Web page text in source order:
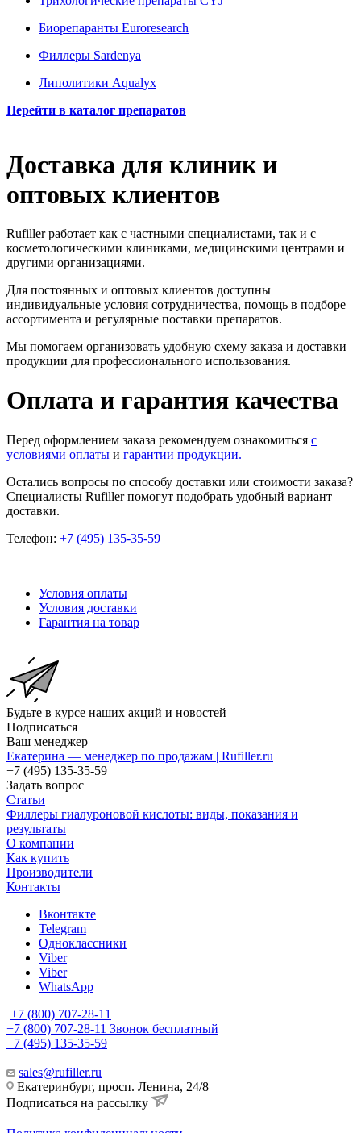
Биорепаранты Euroresearch
Филлеры Sardenya
Липолитики Aqualyx
Перейти в каталог препаратов
Доставка для клиник и
оптовых клиентов
Rufiller работает как с частными специалистами, так и с
косметологическими клиниками, медицинскими центрами и
другими организациями.
Для постоянных и оптовых клиентов доступны
индивидуальные условия сотрудничества, помощь в подборе
ассортимента и регулярные поставки препаратов.
Мы помогаем организовать удобную схему заказа и доставки
продукции для профессионального использования.
Оплата и гарантия качества
Перед оформлением заказа рекомендуем ознакомиться с
условиями оплаты и гарантии продукции.
Остались вопросы по способу доставки или стоимости заказа?
Специалисты Rufiller помогут подобрать удобный вариант
доставки.
Телефон: +7 (495) 135-35-59
Условия оплаты
Условия доставки
Гарантия на товар
Будьте в курсе наших акций и новостей
Подписаться
Ваш менеджер
Екатерина — менеджер по продажам | Rufiller.ru
+7 (495) 135-35-59
Задать вопрос
Статьи
Филлеры гиалуроновой кислоты: виды, показания и
результаты
О компании
Как купить
Производители
Контакты
Вконтакте
Telegram
Одноклассники
Viber
Viber
WhatsApp
+7 (800) 707-28-11
+7 (800) 707-28-11 Звонок бесплатный
+7 (495) 135-35-59
sales@rufiller.ru
Екатеринбург, просп. Ленина, 24/8
Подписаться на рассылку